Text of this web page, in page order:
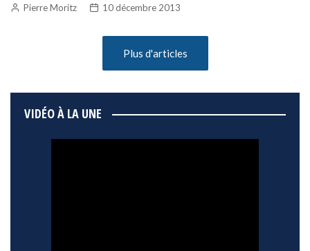
Pierre Moritz 10 décembre 2013
Plus d'articles
VIDÉO À LA UNE